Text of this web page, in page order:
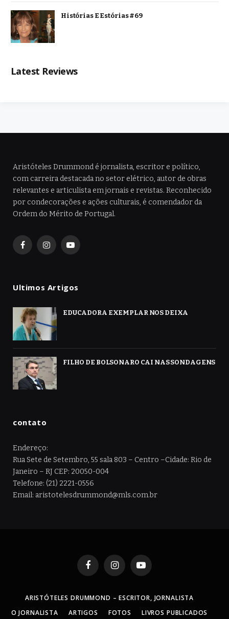
Histórias E Estórias #69
Latest Reviews
Aristóteles Drummond é jornalista, escritor e político,
com carreira destacada no setor elétrico, autor de obras
relevantes e articulista em jornais e revistas. Reconhecido
por condecorações e ações culturais, é comendador da
Ordem do Mérito de Portugal.
FacebookInstagramYouTube
Ultimos Artigos
EDUCADORA EXEMPLAR NOS DEIXA
FILHO DE BOLSONARO CAI NAS SONDAGENS
contato
Endereço:
Rua Sete de Setembro, 55 sala 803 – Centro –Cidade: Rio de
Janeiro – RJ CEP: 20050-004
Telefone: (21) 2221-0556
Email: aristotelesdrummond@mls.com.br
FacebookInstagramYouTube
ARISTÓTELES DRUMMOND – ESCRITOR, JORNALISTA
O JORNALISTA
ARTIGOS FOTOS LIVROS PUBLICADOS